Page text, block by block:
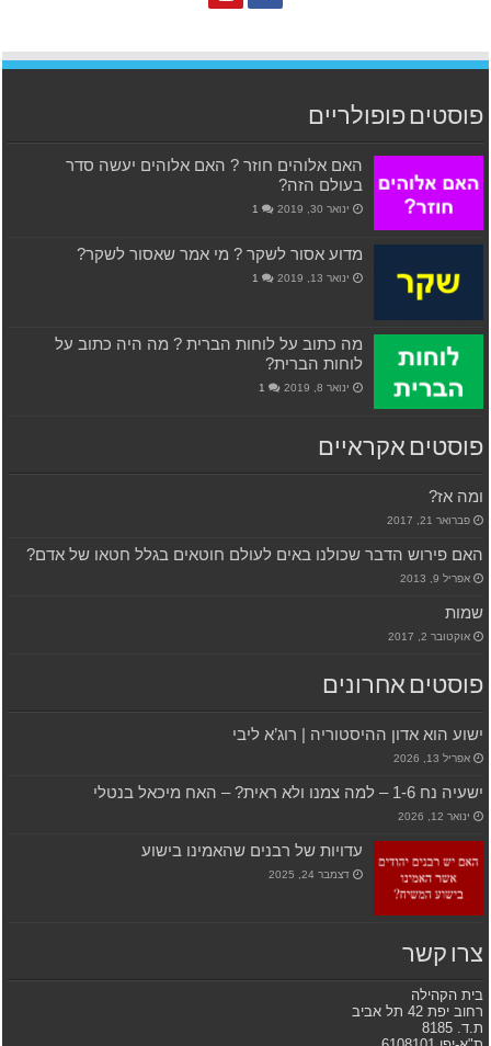
פוסטים פופולריים
האם אלוהים חוזר ? האם אלוהים יעשה סדר
בעולם הזה?
ינואר 30, 2019 1
מדוע אסור לשקר ? מי אמר שאסור לשקר?
ינואר 13, 2019 1
מה כתוב על לוחות הברית ? מה היה כתוב על
לוחות הברית?
ינואר 8, 2019 1
פוסטים אקראיים
ומה אז?
פברואר 21, 2017
האם פירוש הדבר שכולנו באים לעולם חוטאים בגלל חטאו של אדם?
אפריל 9, 2013
שמות
אוקטובר 2, 2017
פוסטים אחרונים
ישוע הוא אדון ההיסטוריה | רוג’א ליבי
אפריל 13, 2026
ישעיה נח 1-6 – למה צמנו ולא ראית? – האח מיכאל בנטלי
ינואר 12, 2026
עדויות של רבנים שהאמינו בישוע
דצמבר 24, 2025
צרו קשר
בית הקהילה
רחוב יפת 42 תל אביב
ת.ד. 8185